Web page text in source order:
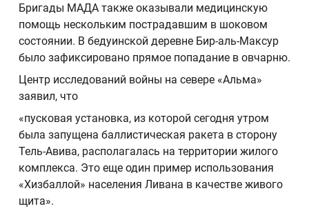
Бригады МАДА также оказывали медицинскую
помощь нескольким пострадавшим в шоковом
состоянии. В бедуинской деревне Бир-аль-Максур
было зафиксировано прямое попадание в овчарню.
Центр исследований войны на севере «Альма»
заявил, что
«пусковая установка, из которой сегодня утром
была запущена баллистическая ракета в сторону
Тель-Авива, располагалась на территории жилого
комплекса. Это еще один пример использования
«Хизбаллой» населения Ливана в качестве живого
щита».